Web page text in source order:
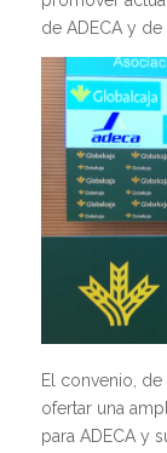
de ADECA y de
El convenio,
ofertar una
para ADECA y